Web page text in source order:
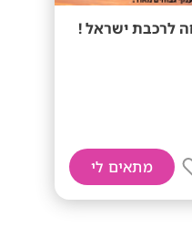
לרכבת ישראל !
מתאים לי